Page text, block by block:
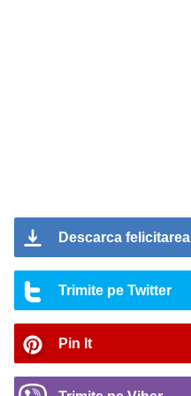
Descarca felicitarea
Trimite pe Twitter
Pin It